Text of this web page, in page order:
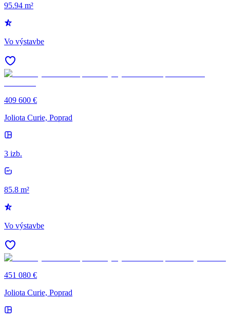
95.94 m²
Vo výstavbe
409 600 €
Joliota Curie, Poprad
3 izb.
85.8 m²
Vo výstavbe
451 080 €
Joliota Curie, Poprad